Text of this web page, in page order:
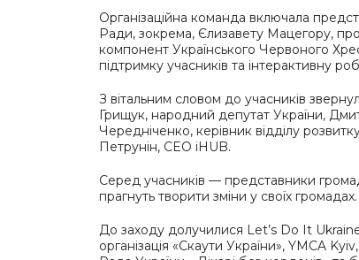
Організаційна команда включала
Ради, зокрема, Єлизавету Мацегору,
компонент Українського Червоного
підтримку учасників та інтерактивну
З вітальним словом до учасників
Грищук, народний депутат України,
Чередніченко, керівник відділу
Петрунін, CEO iHUB.
Серед учасників — представники
прагнуть творити зміни у своїх громадах.
До заходу долучилися Let’s Do It
організація «Скаути України», YMCA